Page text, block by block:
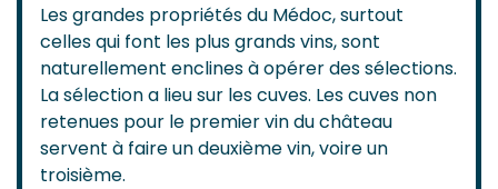
Les grandes propriétés du Médoc, surtout
celles qui font les plus grands vins, sont
naturellement enclines à opérer des sélections.
La sélection a lieu sur les cuves. Les cuves non
retenues pour le premier vin du château
servent à faire un deuxième vin, voire un
troisième.